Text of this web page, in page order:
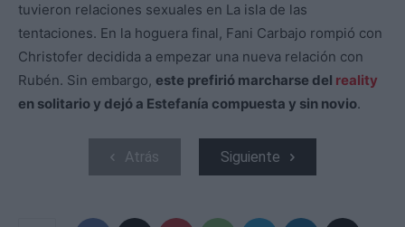
tuvieron relaciones sexuales en La isla de las
tentaciones. En la hoguera final, Fani Carbajo rompió con
Christofer decidida a empezar una nueva relación con
Rubén. Sin embargo, este prefirió marcharse del reality
en solitario y dejó a Estefanía compuesta y sin novio.
Atrás Siguiente